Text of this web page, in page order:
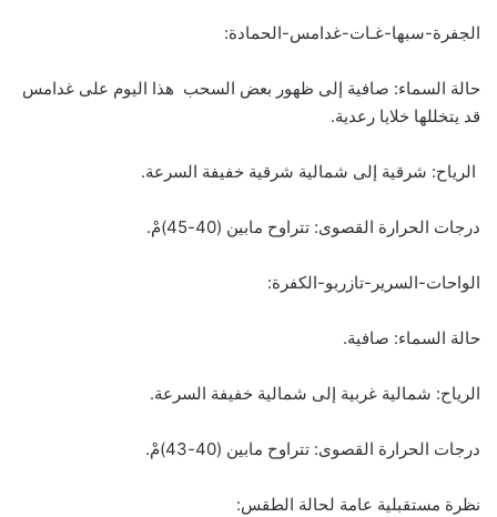
الجفرة-سبها-غـات-غدامس-الحمادة:
حالة السماء: صافية إلى ظهور بعض السحب هذا اليوم على غدامس
قد يتخللها خلايا رعدية.
الرياح: شرقية إلى شمالية شرقية خفيفة السرعة.
درجات الحرارة القصوى: تتراوح مابين (40-45)مْ.
الواحات-السرير-تازربو-الكفرة:
حالة السماء: صافية.
الرياح: شمالية غربية إلى شمالية خفيفة السرعة.
درجات الحرارة القصوى: تتراوح مابين (40-43)مْ.
نظرة مستقبلية عامة لحالة الطقس: